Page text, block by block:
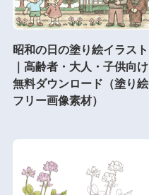
昭和の日の塗り絵イラスト
｜高齢者・大人・子供向け
無料ダウンロード（塗り絵
フリー画像素材）